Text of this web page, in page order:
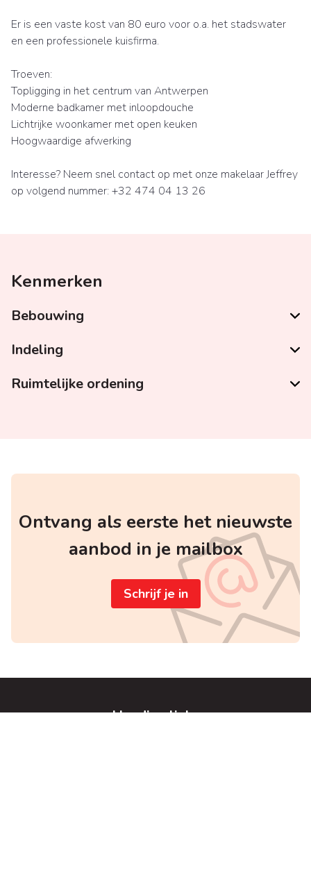
Er is een vaste kost van 80 euro voor o.a. het stadswater
en een professionele kuisfirma.
Troeven:
Topligging in het centrum van Antwerpen
Moderne badkamer met inloopdouche
Lichtrijke woonkamer met open keuken
Hoogwaardige afwerking
Interesse? Neem snel contact op met onze makelaar Jeffrey
op volgend nummer: +32 474 04 13 26
Kenmerken
Bebouwing
Indeling
Ruimtelijke ordening
Ontvang als eerste het nieuwste
aanbod in je mailbox
Schrijf je in
Handige links